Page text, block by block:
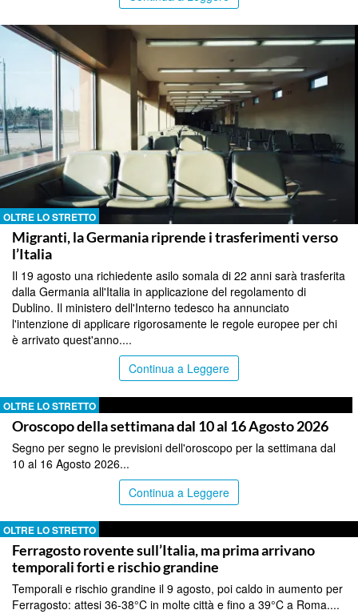
OLTRE LO STRETTO
Migranti, la Germania riprende i trasferimenti verso
l’Italia
Il 19 agosto una richiedente asilo somala di 22 anni sarà trasferita
dalla Germania all'Italia in applicazione del regolamento di
Dublino. Il ministero dell'Interno tedesco ha annunciato
l'intenzione di applicare rigorosamente le regole europee per chi
è arrivato quest'anno....
Continua a Leggere
OLTRE LO STRETTO
Oroscopo della settimana dal 10 al 16 Agosto 2026
Segno per segno le previsioni dell'oroscopo per la settimana dal
10 al 16 Agosto 2026...
Continua a Leggere
OLTRE LO STRETTO
Ferragosto rovente sull’Italia, ma prima arrivano
temporali forti e rischio grandine
Temporali e rischio grandine il 9 agosto, poi caldo in aumento per
Ferragosto: attesi 36-38°C in molte città e fino a 39°C a Roma....